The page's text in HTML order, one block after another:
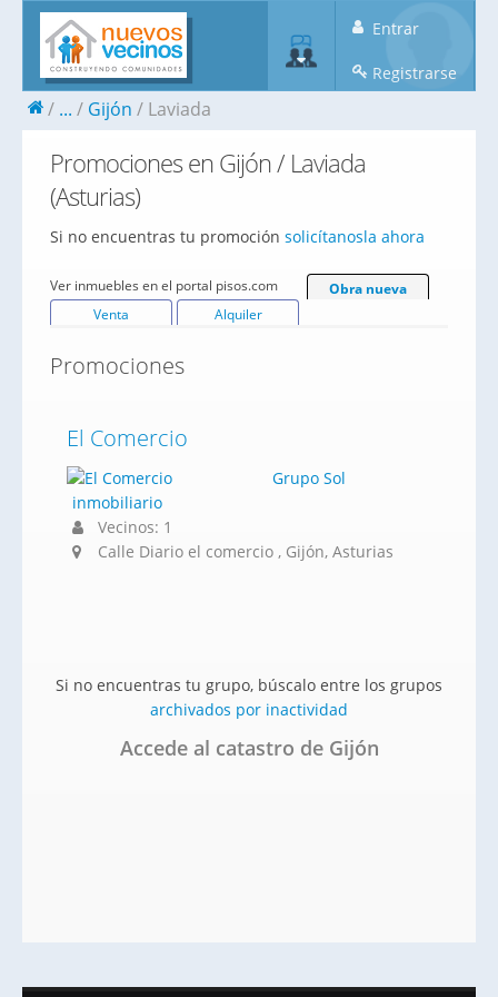
Entrar
Registrarse
... Gijón Laviada
Promociones en Gijón / Laviada
(Asturias)
Si no encuentras tu promoción solicítanosla ahora
Ver inmuebles en el portal pisos.com
Obra nueva
Venta
Alquiler
Promociones
El Comercio
Grupo Sol
inmobiliario
Vecinos: 1
Calle Diario el comercio , Gijón, Asturias
Si no encuentras tu grupo, búscalo entre los grupos
archivados por inactividad
Accede al catastro de Gijón